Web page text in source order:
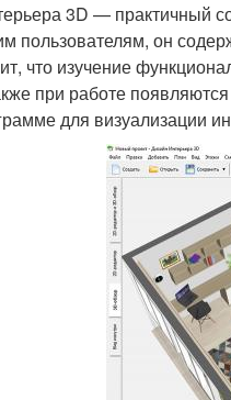
3D — практичный
пользователям, он
что изучение
при работе
для визуализации